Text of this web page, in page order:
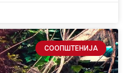
СООПШТЕНИЈА